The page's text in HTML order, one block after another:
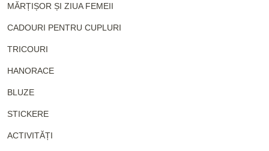
MĂRȚIȘOR ȘI ZIUA FEMEII
CADOURI PENTRU CUPLURI
TRICOURI
HANORACE
BLUZE
STICKERE
ACTIVITĂȚI